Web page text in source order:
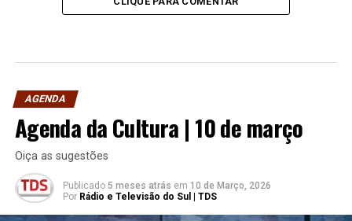
AGENDA
Agenda da Cultura | 10 de março
Oiça as sugestões
Publicado 5 meses atrás em 10 de Março, 2026
Por Rádio e Televisão do Sul | TDS